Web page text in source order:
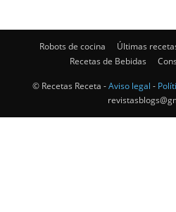
Robots de cocina Últimas
Recetas de Bebidas
© Recetas Receta -Aviso legal -